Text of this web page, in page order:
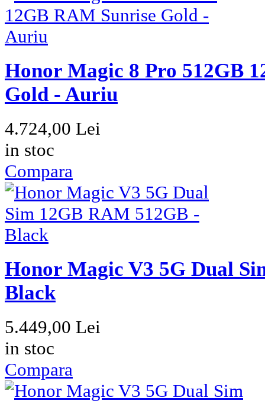
Honor Magic 8 Pro 512GB
Gold - Auriu
4.724,00 Lei
in stoc
Compara
Honor Magic V3 5G Dual
Black
5.449,00 Lei
in stoc
Compara